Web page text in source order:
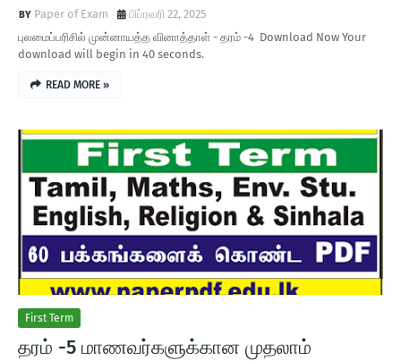
Paper of Exam
பிப்ரவரி 22, 2025
புலமைப்பரிசில் முன்னாயத்த வினாத்தாள் - தரம் -4 Download Now Your
download will begin in 40 seconds.
READ MORE »
First Term
தரம் -5 மாணவர்களுக்கான முதலாம்